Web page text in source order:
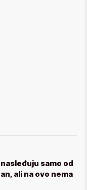
samo od
ali na ovo nema